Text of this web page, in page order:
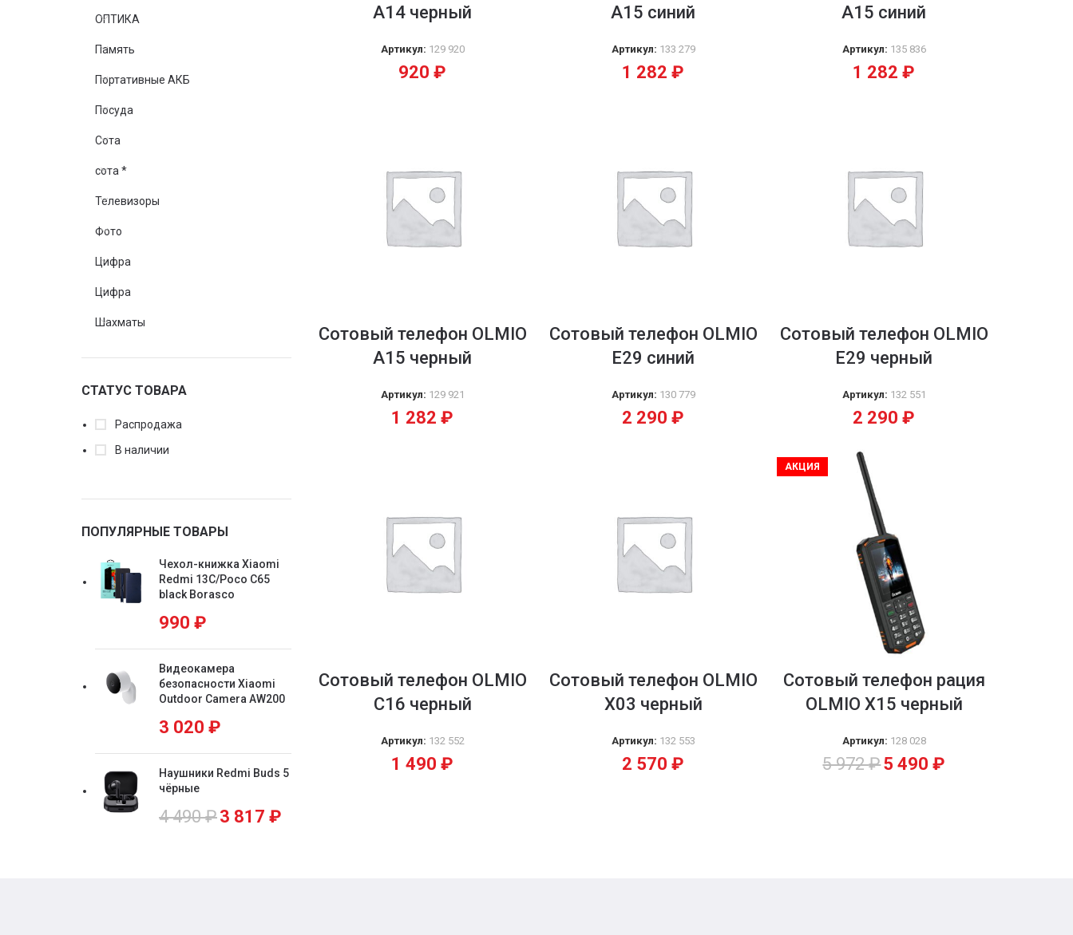
ОПТИКА
Память
Портативные АКБ
Посуда
Сота
сота *
Телевизоры
Фото
Цифра
Цифра
Шахматы
СТАТУС ТОВАРА
Распродажа
В наличии
ПОПУЛЯРНЫЕ ТОВАРЫ
Чехол-книжка Xiaomi
Redmi 13C/Poco C65
black Borasco
990 ₽
Видеокамера
безопасности Xiaomi
Outdoor Camera AW200
3 020 ₽
Наушники Redmi Buds 5
чёрные
4 490₽3 817 ₽
А14 черный
Артикул: 129 920
920₽
А15 синий
Артикул: 133 279
1 282₽
А15 синий
Артикул: 135 836
1 282₽
Сотовый телефон OLMIO
А15 черный
Артикул: 129 921
1 282₽
Сотовый телефон OLMIO
Е29 синий
Артикул: 130 779
2 290₽
Сотовый телефон OLMIO
Е29 черный
Артикул: 132 551
2 290₽
Сотовый телефон OLMIO
С16 черный
Артикул: 132 552
1 490₽
Сотовый телефон OLMIO
Х03 черный
Артикул: 132 553
2 570₽
АКЦИЯ
Сотовый телефон рация
OLMIO Х15 черный
Артикул: 128 028
5 972₽5 490₽